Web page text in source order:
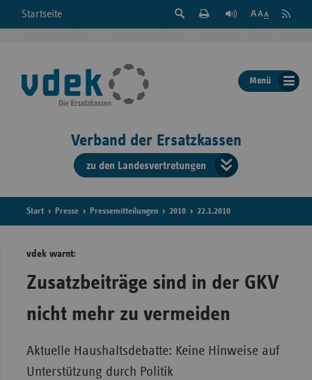
Startseite
Suche
der
Seite
Feed
Menü
Verband der Ersatzkassen
zu den Landesvertretungen
der
Bayern
Start Presse Pressemitteilungen 2010 22.1.2010
vdek warnt:
Zusatzbeiträge sind in der GKV
nicht mehr zu vermeiden
Aktuelle Haushaltsdebatte: Keine Hinweise auf
Unterstützung durch Politik